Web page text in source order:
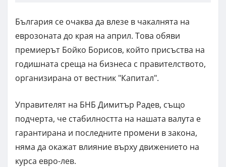
България се очаква да влезе в чакалнята на
еврозоната до края на април. Това обяви
премиерът Бойко Борисов, който присъства на
годишната среща на бизнеса с правителството,
организирана от вестник "Капитал".
Управителят на БНБ Димитър Радев, също
подчерта, че стабилността на нашата валута е
гарантирана и последните промени в закона,
няма да окажат влияние върху движението на
курса евро-лев.